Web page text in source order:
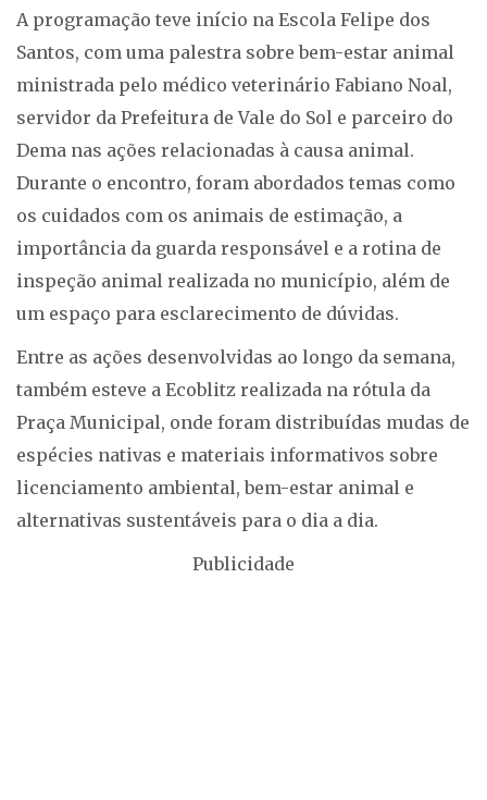
A programação teve início na Escola Felipe dos
Santos, com uma palestra sobre bem-estar animal
ministrada pelo médico veterinário Fabiano Noal,
servidor da Prefeitura de Vale do Sol e parceiro do
Dema nas ações relacionadas à causa animal.
Durante o encontro, foram abordados temas como
os cuidados com os animais de estimação, a
importância da guarda responsável e a rotina de
inspeção animal realizada no município, além de
um espaço para esclarecimento de dúvidas.
Entre as ações desenvolvidas ao longo da semana,
também esteve a Ecoblitz realizada na rótula da
Praça Municipal, onde foram distribuídas mudas de
espécies nativas e materiais informativos sobre
licenciamento ambiental, bem-estar animal e
alternativas sustentáveis para o dia a dia.
Publicidade